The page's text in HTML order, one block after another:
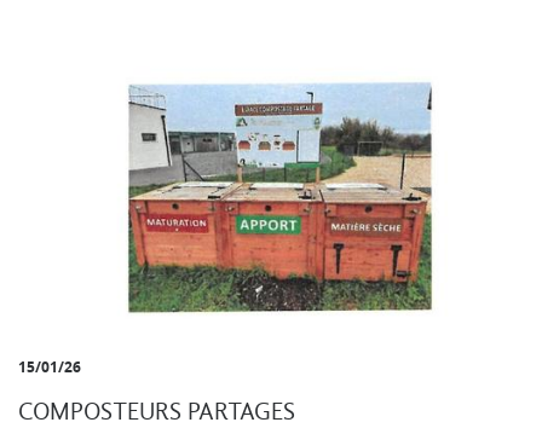
15/01/26
COMPOSTEURS PARTAGES